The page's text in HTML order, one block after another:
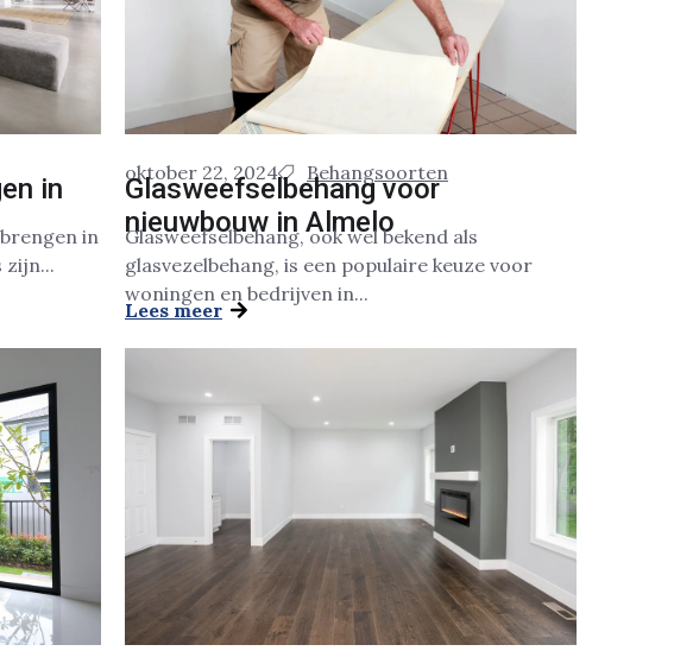
in
in
zijn...
oktober 22, 2024 Behangsoorten
Glasweefselbehang voor
nieuwbouw in Almelo
Glasweefselbehang, ook wel bekend als
glasvezelbehang, is een populaire keuze voor
woningen en bedrijven in...
Lees meer